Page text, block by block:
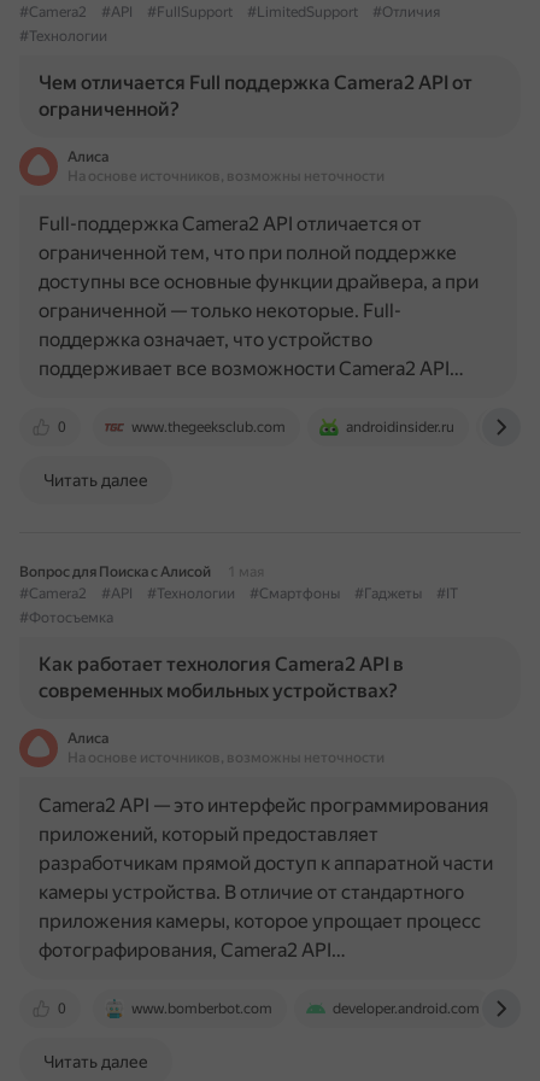
#Camera2
#API #FullSupport #LimitedSupport
#Отличия
#Технологии
Чем отличается Full поддержка Camera2 API от
ограниченной?
Алиса
На основе источников, возможны неточности
0 www.thegeeksclub.com androidinsider.ru
Full-поддержка Camera2 API отличается от
ограниченной тем, что при полной поддержке
доступны все основные функции драйвера, а при
ограниченной — только некоторые. Full-
поддержка означает, что устройство
поддерживает все возможности Camera2 API…
Читать далее
Вопрос для Поиска с Алисой
1 мая
#Camera2
#API #Технологии #Смартфоны #Гаджеты
#IT
#Фотосъемка
Как работает технология Camera2 API в
современных мобильных устройствах?
Алиса
На основе источников, возможны неточности
0 www.bomberbot.com developer.android.com
Camera2 API — это интерфейс программирования
приложений, который предоставляет
разработчикам прямой доступ к аппаратной части
камеры устройства. В отличие от стандартного
приложения камеры, которое упрощает процесс
фотографирования, Camera2 API…
Читать далее